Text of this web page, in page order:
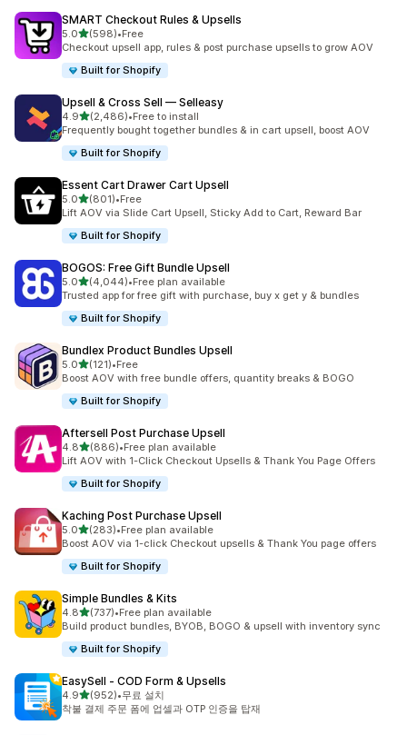
SMART Checkout Rules & Upsells
5.0별 5개 중
(598)
총 리뷰 598개
•Free
Checkout upsell app, rules & post purchase upsells to grow AOV
Built for Shopify
Upsell & Cross Sell — Selleasy
4.9별 5개 중
(2,486)
총 리뷰 2486개
•Free to install
Frequently bought together bundles & in cart upsell, boost AOV
Built for Shopify
Essent Cart Drawer Cart Upsell
5.0별 5개 중
(801)
총 리뷰 801개
•Free
Lift AOV via Slide Cart Upsell, Sticky Add to Cart, Reward Bar
Built for Shopify
BOGOS: Free Gift Bundle Upsell
5.0별 5개 중
(4,044)
총 리뷰 4044개
•Free plan available
Trusted app for free gift with purchase, buy x get y & bundles
Built for Shopify
Bundlex Product Bundles Upsell
5.0별 5개 중
(121)
총 리뷰 121개
•Free
Boost AOV with free bundle offers, quantity breaks & BOGO
Built for Shopify
Aftersell Post Purchase Upsell
4.8별 5개 중
(886)
총 리뷰 886개
•Free plan available
Lift AOV with 1-Click Checkout Upsells & Thank You Page Offers
Built for Shopify
Kaching Post Purchase Upsell
5.0별 5개 중
(283)
총 리뷰 283개
•Free plan available
Boost AOV via 1-click Checkout upsells & Thank You page offers
Built for Shopify
Simple Bundles & Kits
4.8별 5개 중
(737)
총 리뷰 737개
•Free plan available
Build product bundles, BYOB, BOGO & upsell with inventory sync
Built for Shopify
EasySell ‑ COD Form & Upsells
4.9별 5개 중
(952)
총 리뷰 952개
•무료 설치
착불 결제 주문 폼에 업셀과 OTP 인증을 탑재